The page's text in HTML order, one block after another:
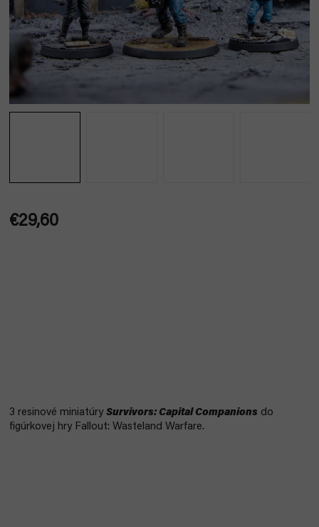
€29,60
3 resinové miniatúry Survivors: Capital Companions do
figúrkovej hry Fallout: Wasteland Warfare.